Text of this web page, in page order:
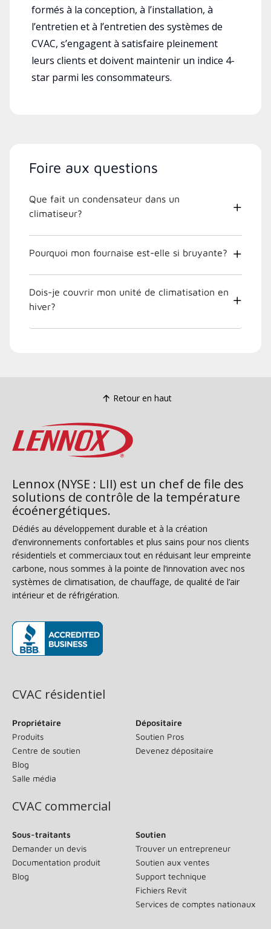
formés à la conception, à l’installation, à
l’entretien et à l’entretien des systèmes de
CVAC, s’engagent à satisfaire pleinement
leurs clients et doivent maintenir un indice 4-
star parmi les consommateurs.
Foire aux questions
Que fait un condensateur dans un
climatiseur?
Pourquoi mon fournaise est-elle si bruyante?
Dois-je couvrir mon unité de climatisation en
hiver?
Retour en haut
Lennox (NYSE : LII) est un chef de file des
solutions de contrôle de la température
écoénergétiques.
Dédiés au développement durable et à la création
d’environnements confortables et plus sains pour nos clients
résidentiels et commerciaux tout en réduisant leur empreinte
carbone, nous sommes à la pointe de l’innovation avec nos
systèmes de climatisation, de chauffage, de qualité de l’air
intérieur et de réfrigération.
CVAC résidentiel
Propriétaire
Produits
Centre de soutien
Blog
Salle média
Dépositaire
Soutien Pros
Devenez dépositaire
CVAC commercial
Sous-traitants
Demander un devis
Documentation produit
Blog
Soutien
Trouver un entrepreneur
Soutien aux ventes
Support technique
Fichiers Revit
Services de comptes nationaux